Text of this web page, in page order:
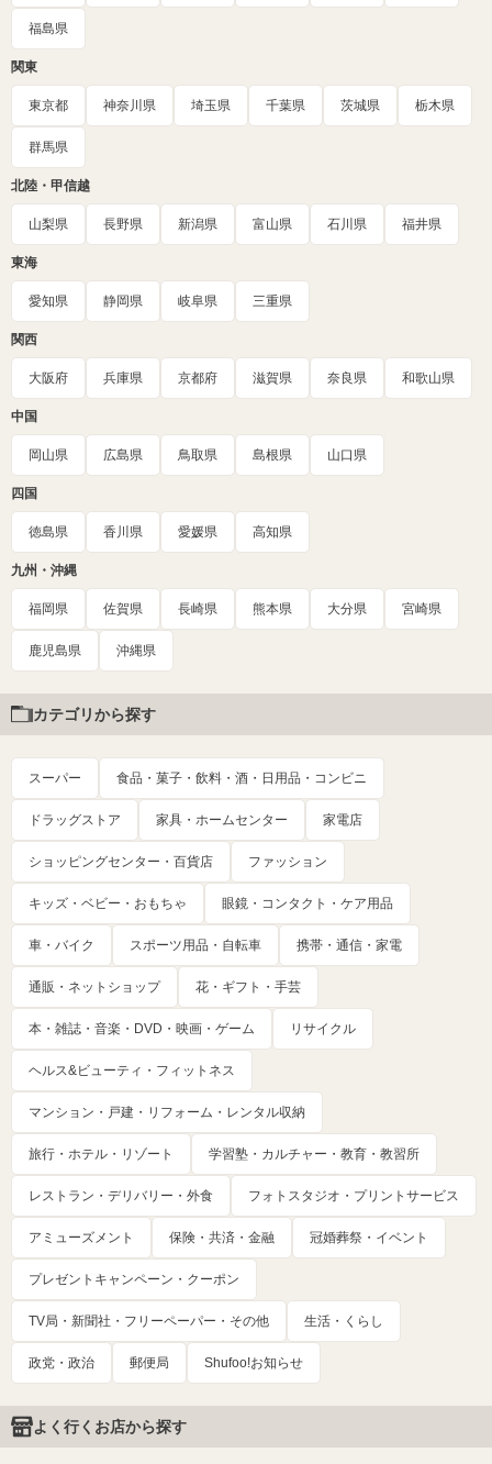
福島県
関東
東京都 神奈川県 埼玉県 千葉県 茨城県 栃木県
群馬県
北陸・甲信越
山梨県 長野県 新潟県 富山県 石川県 福井県
東海
愛知県 静岡県 岐阜県 三重県
関西
大阪府 兵庫県 京都府 滋賀県 奈良県 和歌山県
中国
岡山県 広島県 鳥取県 島根県 山口県
四国
徳島県 香川県 愛媛県 高知県
九州・沖縄
福岡県 佐賀県 長崎県 熊本県 大分県 宮崎県
鹿児島県 沖縄県
カテゴリから探す
スーパー 食品・菓子・飲料・酒・日用品・コンビニ
ドラッグストア 家具・ホームセンター 家電店
ショッピングセンター・百貨店 ファッション
キッズ・ベビー・おもちゃ 眼鏡・コンタクト・ケア用品
車・バイク スポーツ用品・自転車 携帯・通信・家電
通販・ネットショップ 花・ギフト・手芸
本・雑誌・音楽・DVD・映画・ゲーム リサイクル
ヘルス&ビューティ・フィットネス
マンション・戸建・リフォーム・レンタル収納
旅行・ホテル・リゾート 学習塾・カルチャー・教育・教習所
レストラン・デリバリー・外食 フォトスタジオ・プリントサービス
アミューズメント 保険・共済・金融 冠婚葬祭・イベント
プレゼントキャンペーン・クーポン
TV局・新聞社・フリーペーパー・その他 生活・くらし
政党・政治 郵便局 Shufoo!お知らせ
よく行くお店から探す